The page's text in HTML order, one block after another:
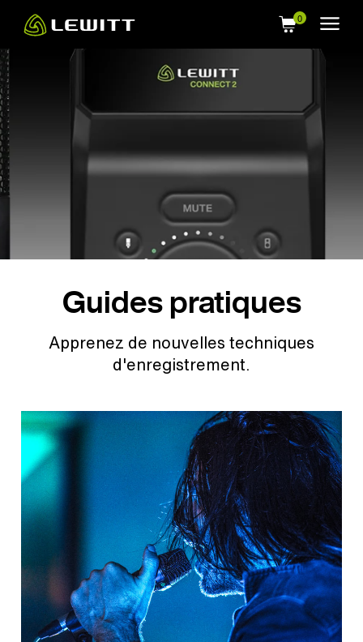
main
content
Guides pratiques
Apprenez de nouvelles techniques
d'enregistrement.